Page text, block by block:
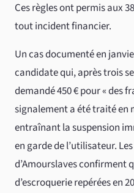
Ces règles ont permis aux
tout incident financier.
Un cas documenté en
candidate qui, après trois
demandé 450 € pour « des
signalement a été traité en
entraînant la suspension
en garde de l’utilisateur.
d’Amourslaves confirment
d’escroquerie repérées en